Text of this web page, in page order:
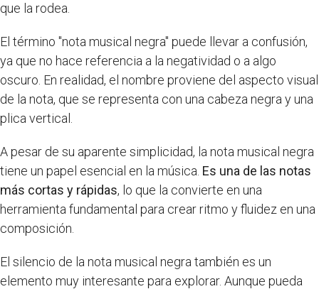
que la rodea.
El término "nota musical negra" puede llevar a confusión,
ya que no hace referencia a la negatividad o a algo
oscuro. En realidad, el nombre proviene del aspecto visual
de la nota, que se representa con una cabeza negra y una
plica vertical.
A pesar de su aparente simplicidad, la nota musical negra
tiene un papel esencial en la música. Es una de las notas
más cortas y rápidas, lo que la convierte en una
herramienta fundamental para crear ritmo y fluidez en una
composición.
El silencio de la nota musical negra también es un
elemento muy interesante para explorar. Aunque pueda